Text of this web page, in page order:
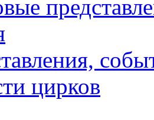
цирков